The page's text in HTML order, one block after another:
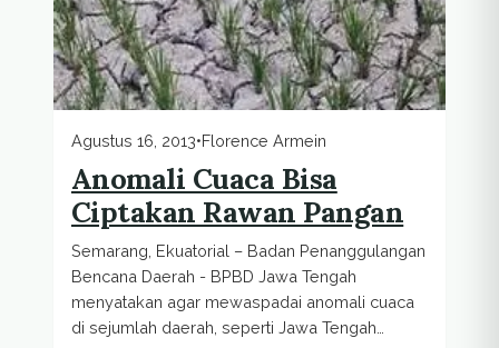
Agustus 16, 2013•Florence Armein
Anomali Cuaca Bisa
Ciptakan Rawan Pangan
Semarang, Ekuatorial – Badan Penanggulangan
Bencana Daerah - BPBD Jawa Tengah
menyatakan agar mewaspadai anomali cuaca
di sejumlah daerah, seperti Jawa Tengah